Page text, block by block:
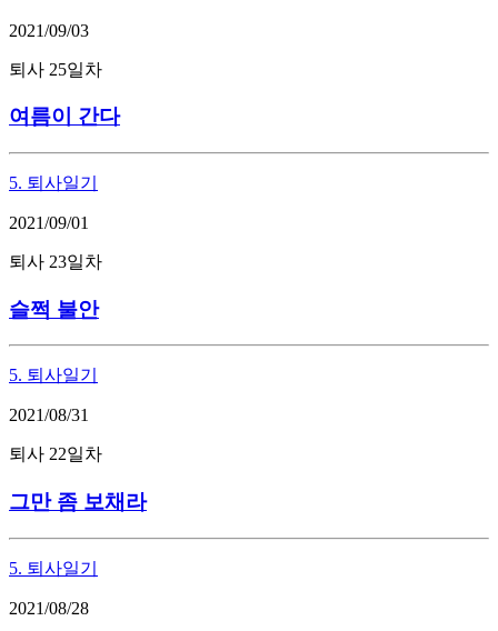
2021/09/03
퇴사 25일차
여름이 간다
5. 퇴사일기
2021/09/01
퇴사 23일차
슬쩍 불안
5. 퇴사일기
2021/08/31
퇴사 22일차
그만 좀 보채라
5. 퇴사일기
2021/08/28